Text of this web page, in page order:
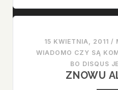
15 KWIETNIA, 2011 /
WIADOMO CZY SĄ
BO DISQUS
ZNOWU